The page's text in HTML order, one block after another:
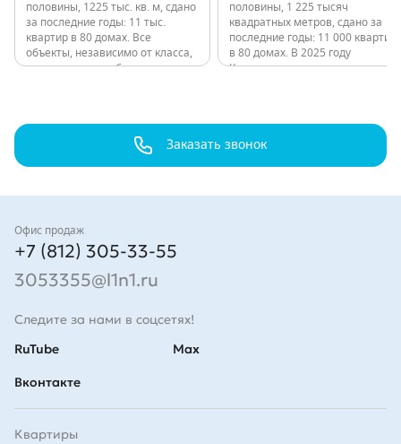
половины, 1225 тыс. кв. м, сдано
за последние годы: 11 тыс.
квартир в 80 домах. Все
объекты, независимо от класса,
расположены в обжитых
половины, 1 225 тысяч
квадратных метров, сдано за
последние годы: 11 000 квартир
в 80 домах. В 2025 году
Компания ввела в эксплуатацию
Заказать звонок
Контакты
Офис продаж
+7 (812) 305-33-55
3053355@l1n1.ru
Следите за нами в соцсетях!
RuTube
Вконтакте
Max
Квартиры